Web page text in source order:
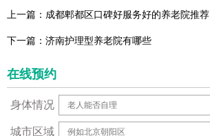
上一篇：成都郫都区口碑好服务好的养老院推荐
下一篇：济南护理型养老院有哪些
在线预约
身体情况
城市区域